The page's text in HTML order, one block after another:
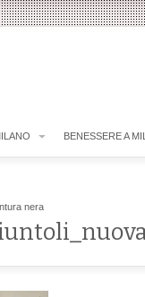
BENESSERE A
nera